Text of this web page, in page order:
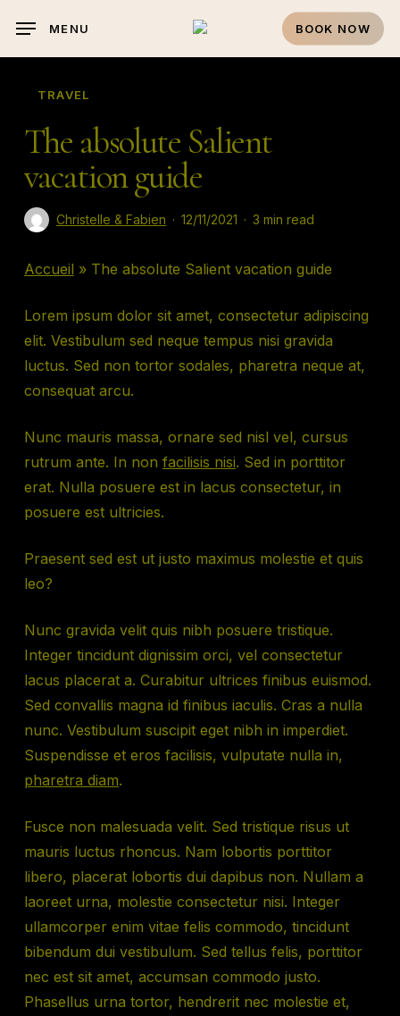
main
content
BOOK NOW
MENU
TRAVEL
The absolute Salient
vacation guide
Christelle & Fabien 12/11/2021 3 min read
Accueil » The absolute Salient vacation guide
Lorem ipsum dolor sit amet, consectetur adipiscing
elit. Vestibulum sed neque tempus nisi gravida
luctus. Sed non tortor sodales, pharetra neque at,
consequat arcu.
Nunc mauris massa, ornare sed nisl vel, cursus
rutrum ante. In non facilisis nisi. Sed in porttitor
erat. Nulla posuere est in lacus consectetur, in
posuere est ultricies.
Praesent sed est ut justo maximus molestie et quis
leo?
Nunc gravida velit quis nibh posuere tristique.
Integer tincidunt dignissim orci, vel consectetur
lacus placerat a. Curabitur ultrices finibus euismod.
Sed convallis magna id finibus iaculis. Cras a nulla
nunc. Vestibulum suscipit eget nibh in imperdiet.
Suspendisse et eros facilisis, vulputate nulla in,
pharetra diam.
Fusce non malesuada velit. Sed tristique risus ut
mauris luctus rhoncus. Nam lobortis porttitor
libero, placerat lobortis dui dapibus non. Nullam a
laoreet urna, molestie consectetur nisi. Integer
ullamcorper enim vitae felis commodo, tincidunt
bibendum dui vestibulum. Sed tellus felis, porttitor
nec est sit amet, accumsan commodo justo.
Phasellus urna tortor, hendrerit nec molestie et,